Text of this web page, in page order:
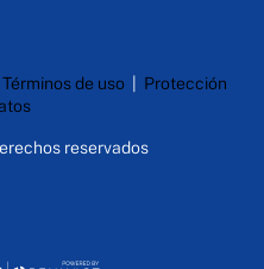
Términos de uso| Protección
reservados